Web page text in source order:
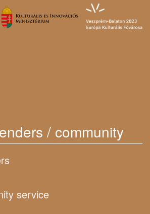
/ community
service